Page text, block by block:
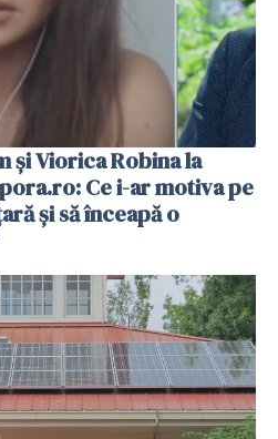
și Viorica Robina la
Ce i-ar motiva pe
și să înceapă o